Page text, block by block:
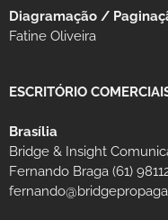
Diagramação /
Fatine Oliveira
ESCRITÓRIO
Brasília
Bridge & Insight
Fernando Braga (61)